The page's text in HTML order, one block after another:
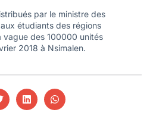
par le ministre des
étudiants des régions
des 100000 unités
2018 à Nsimalen.